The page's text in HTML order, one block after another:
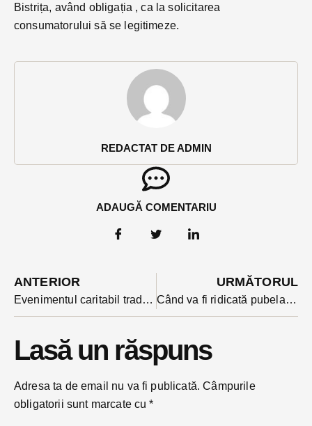
REDACTAT DE ADMIN
ADAUGĂ COMENTARIU
Bistrița, având obligația , ca la solicitarea
consumatorului să se legitimeze.
ANTERIOR
Evenimentul caritabil tradițional de Crăciun al femeilor liberale este dedicat anul acesta micuților cu autism
URMĂTORUL
Când va fi ridicată pubela galbenă cu deșeuri de metal și plastic pentru ultima oară anul acesta?
Lasă un răspuns
Adresa ta de email nu va fi publicată. Câmpurile
obligatorii sunt marcate cu*